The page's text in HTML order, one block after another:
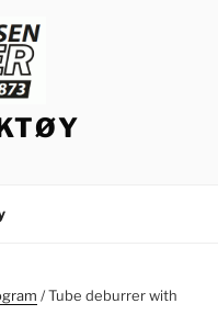
/ Tube deburrer with